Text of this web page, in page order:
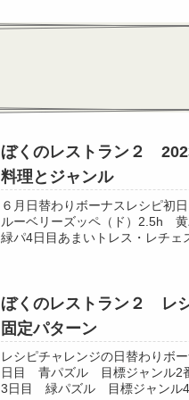
ぼくのレストラン２
料理とジャンル
６月日替わりボーナスレシピ初
ルーベリーズッペ（ド）2.5h
緑パ4日目あまいトレス・レチ
ぼくのレストラン２ レ
固定パターン
レシピチャレンジの日替わりボ
日目 青パズル 目標ジャンル2
3日目 緑パズル 目標ジャンル